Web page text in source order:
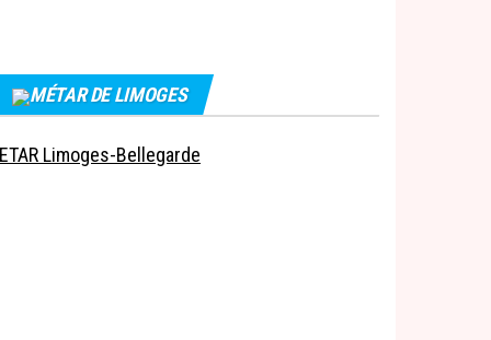
MÉTAR DE LIMOGES
Limoges-Bellegarde